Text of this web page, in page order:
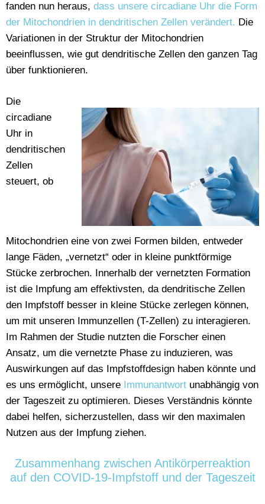
fanden nun heraus, dass unsere circadiane Uhr die Form
der Mitochondrien in dendritischen Zellen verändert. Die
Variationen in der Struktur der Mitochondrien
beeinflussen, wie gut dendritische Zellen den ganzen Tag
über funktionieren.
Die
circadiane
Uhr in
dendritischen
Zellen
steuert, ob
Mitochondrien eine von zwei Formen bilden, entweder
lange Fäden, „vernetzt“ oder in kleine punktförmige
Stücke zerbrochen. Innerhalb der vernetzten Formation
ist die Impfung am effektivsten, da dendritische Zellen
den Impfstoff besser in kleine Stücke zerlegen können,
um mit unseren Immunzellen (T-Zellen) zu interagieren.
Im Rahmen der Studie nutzten die Forscher einen
Ansatz, um die vernetzte Phase zu induzieren, was
Auswirkungen auf das Impfstoffdesign haben könnte und
es uns ermöglicht, unsere Immunantwort unabhängig von
der Tageszeit zu optimieren. Dieses Verständnis könnte
dabei helfen, sicherzustellen, dass wir den maximalen
Nutzen aus der Impfung ziehen.
Zusammenhang zwischen Antikörperreaktion
auf den COVID-19-Impfstoff und der Tageszeit